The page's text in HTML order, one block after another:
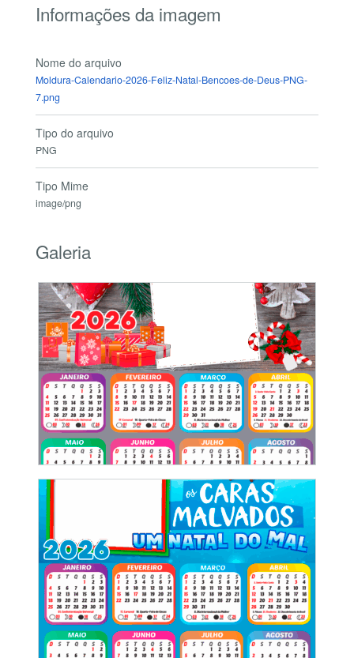
Informações da imagem
Nome do arquivo
Moldura-Calendario-2026-Feliz-Natal-Bencoes-de-Deus-PNG-
7.png
Tipo do arquivo
PNG
Tipo Mime
image/png
Galeria